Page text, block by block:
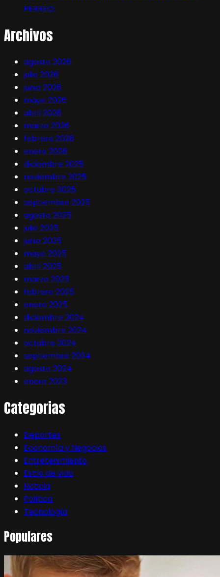
PERREO:
Archivos
agosto 2026
julio 2026
junio 2026
mayo 2026
abril 2026
marzo 2026
febrero 2026
enero 2026
diciembre 2025
noviembre 2025
octubre 2025
septiembre 2025
agosto 2025
julio 2025
junio 2025
mayo 2025
abril 2025
marzo 2025
febrero 2025
enero 2025
diciembre 2024
noviembre 2024
octubre 2024
septiembre 2024
agosto 2024
enero 2023
Categorias
Deportes
Economía y Negocios
Entretenimiento
Estilo de vida
Noticia
Política
Tecnología
Populares